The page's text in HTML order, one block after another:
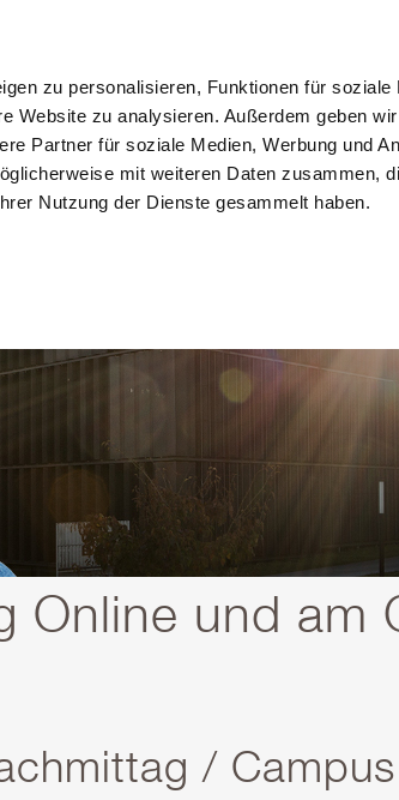
zu personalisieren, Funktionen für soziale
Website zu analysieren. Außerdem geben
Partner für soziale Medien, Werbung und
mit weiteren Daten zusammen,
Nutzung der Dienste gesammelt haben.
Studienangebot Academy
Online und am
/ Campus